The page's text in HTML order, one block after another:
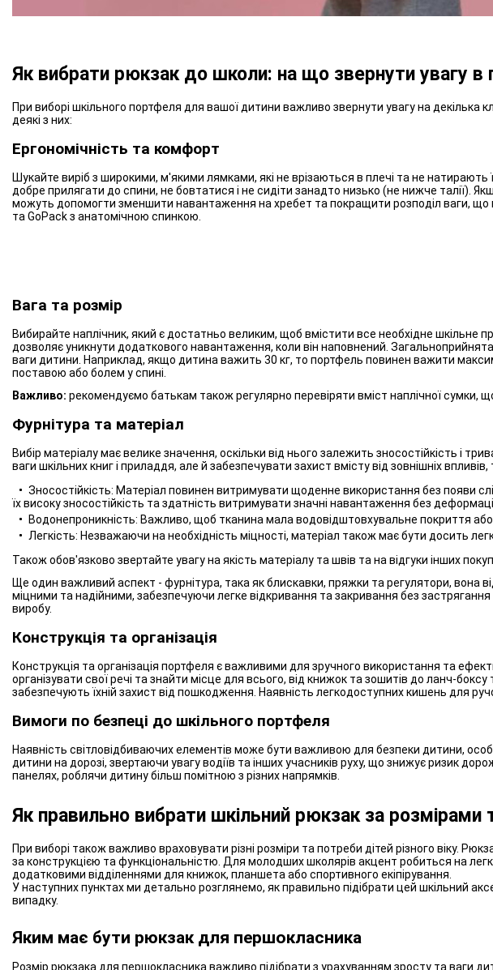
Як вибрати рюкзак до школи: на що звернути увагу в
При виборі шкільного портфеля для вашої дитини важливо звернути увагу на
деякі з них:
Ергономічність та комфорт
Шукайте виріб з широкими, м'якими лямками, які не врізаються в плечі та не натирають
добре прилягати до спини, не бовтатися і не сидіти занадто низько (не нижче талії).
можуть допомогти зменшити навантаження на хребет та покращити розподіл ваги,
та GoPack з анатомічною спинкою.
Вага та розмір
Вибирайте наплічник, який є достатньо великим, щоб вмістити все необхідне шкільне
дозволяє уникнути додаткового навантаження, коли він наповнений.
ваги дитини. Наприклад, якщо дитина важить 30 кг, то портфель повинен важити
поставою або болем у спині.
Важливо: рекомендуємо батькам також регулярно перевіряти вміст наплічної сумки,
Фурнітура та матеріал
Вибір матеріалу має велике значення, оскільки від нього залежить зносостійкість і
ваги шкільних книг і приладдя, але й забезпечувати захист вмісту від зовнішніх впливів,
Зносостійкість: Матеріал повинен витримувати щоденне використання без появи
їх високу зносостійкість та здатність витримувати значні навантаження без
Водонепроникність: Важливо, щоб тканина мала водовідштовхувальне покриття
Легкість: Незважаючи на необхідність міцності, матеріал також має бути досить
Також обов'язково звертайте увагу на якість матеріалу та швів та на відгуки інших
Ще один важливий аспект - фурнітура, така як блискавки, пряжки та регулятори, вона
міцними та надійними, забезпечуючи легке відкривання та закривання без
виробу.
Конструкція та організація
Конструкція та організація портфеля є важливими для зручного використання та
організувати свої речі та знайти місце для всього, від книжок та зошитів до ланч-
забезпечують їхній захист від пошкодження. Наявність легкодоступних кишень для
Вимоги по безпеці до шкільного портфеля
Наявність світловідбиваючих елементів може бути важливою для безпеки дитини,
дитини на дорозі, звертаючи увагу водіїв та інших учасників руху, що знижує ризик
панелях, роблячи дитину більш помітною з різних напрямків.
Як правильно вибрати шкільний рюкзак за
При виборі також важливо враховувати різні розміри та потреби дітей різного віку.
за конструкцією та функціональністю. Для молодших школярів акцент робиться на
додатковими відділеннями для книжок, планшета або спортивного екіпірування.
У наступних пунктах ми детально розглянемо, як правильно підібрати цей шкільний
випадку.
Яким має бути рюкзак для першокласника
Розмір рюкзака для першокласника важливо підібрати з урахуванням зросту та ваги